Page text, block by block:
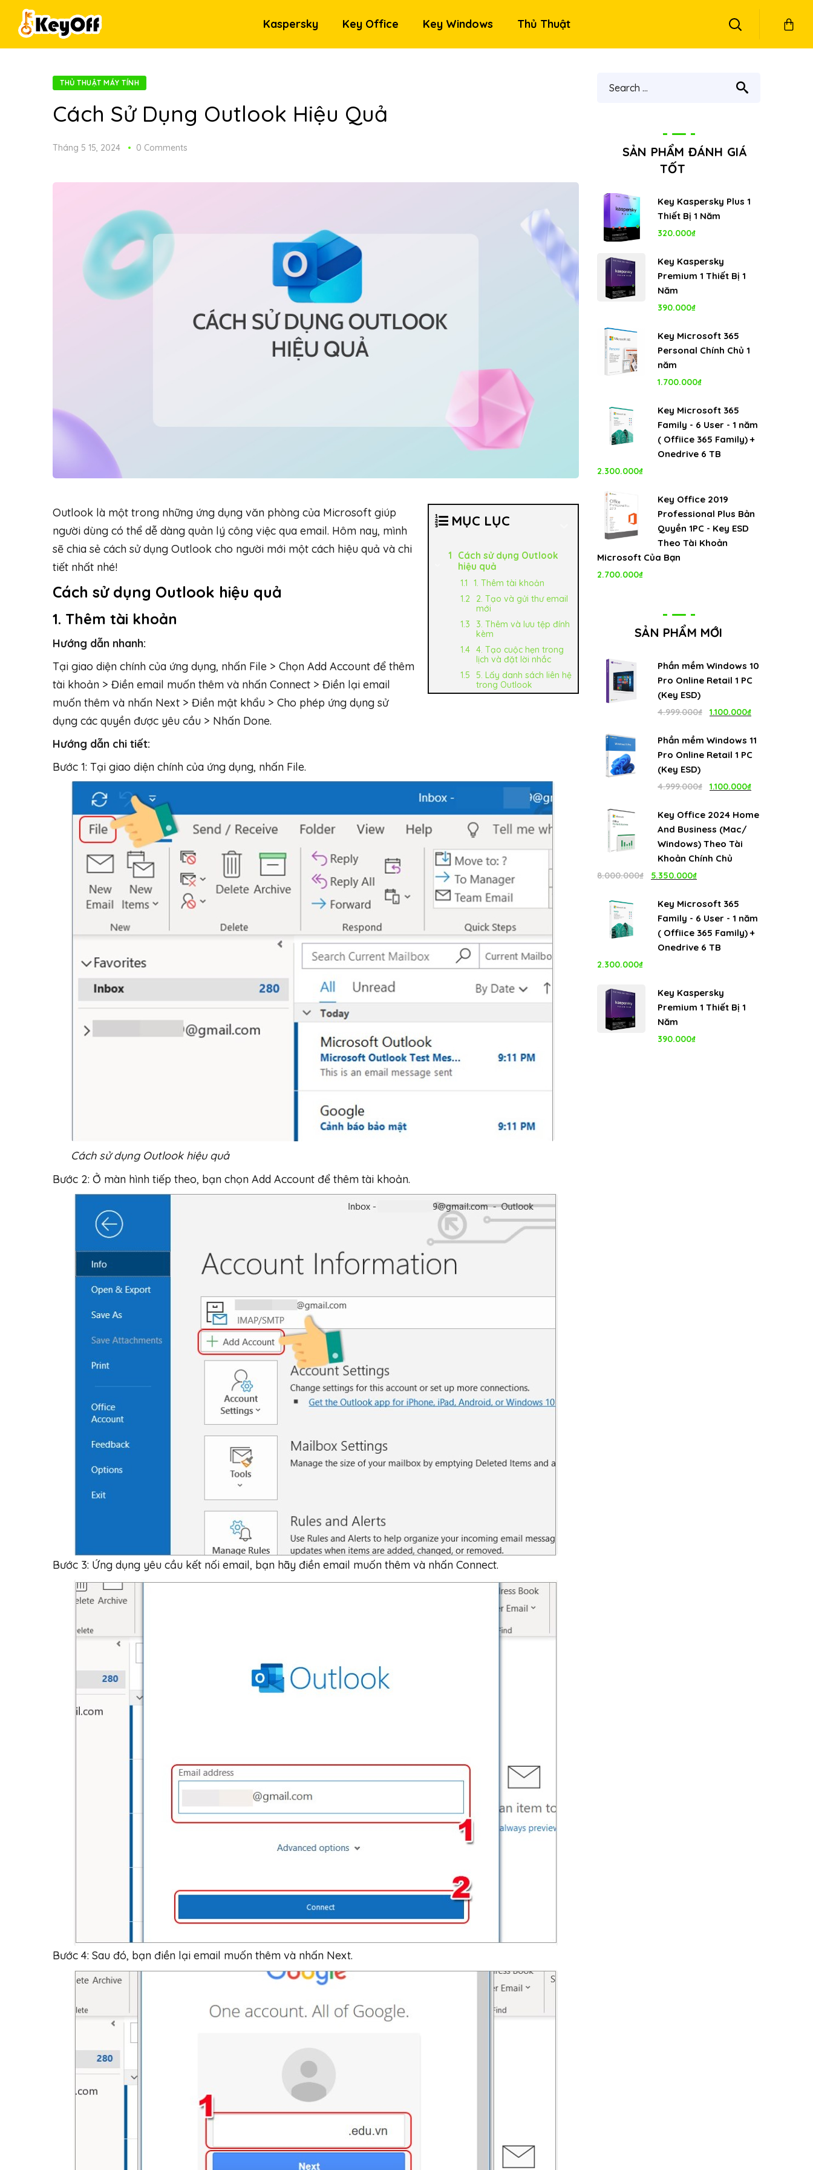
Kaspersky Key Office Key Windows Thủ Thuật
THỦ THUẬT MÁY TÍNH
Cách Sử Dụng Outlook Hiệu Quả
Tháng 5 15, 2024 0 Comments
MỤC LỤC
Cách sử dụng Outlook
hiệu quả
1. Thêm tài khoản
2. Tạo và gửi thư email
mới
3. Thêm và lưu tệp đính
kèm
4. Tạo cuộc hẹn trong
lịch và đặt lời nhắc
5. Lấy danh sách liên hệ
trong Outlook
Outlook là một trong những ứng dụng văn phòng của Microsoft giúp
người dùng có thể dễ dàng quản lý công việc qua email. Hôm nay, mình
sẽ chia sẻ cách sử dụng Outlook cho người mới một cách hiệu quả và chi
tiết nhất nhé!
Cách sử dụng Outlook hiệu quả
1. Thêm tài khoản
Hướng dẫn nhanh:
Tại giao diện chính của ứng dụng, nhấn File > Chọn Add Account để thêm
tài khoản > Điền email muốn thêm và nhấn Connect > Điền lại email
muốn thêm và nhấn Next > Điền mật khẩu > Cho phép ứng dụng sử
dụng các quyền được yêu cầu > Nhấn Done.
Hướng dẫn chi tiết:
Bước 1: Tại giao diện chính của ứng dụng, nhấn File.
Cách sử dụng Outlook hiệu quả
Bước 2: Ở màn hình tiếp theo, bạn chọn Add Account để thêm tài khoản.
Bước 3: Ứng dụng yêu cầu kết nối email, bạn hãy điền email muốn thêm và nhấn Connect.
Bước 4: Sau đó, bạn điền lại email muốn thêm và nhấn Next.
SẢN PHẨM ĐÁNH GIÁ
TỐT
Key Kaspersky Plus 1
Thiết Bị 1 Năm
320.000₫
Key Kaspersky
Premium 1 Thiết Bị 1
Năm
390.000₫
Key Microsoft 365
Personal Chính Chủ 1
năm
1.700.000₫
Key Microsoft 365
Family - 6 User - 1 năm
( Offiice 365 Family) +
Onedrive 6 TB
2.300.000₫
Key Office 2019
Professional Plus Bản
Quyền 1PC - Key ESD
Theo Tài Khoản
Microsoft Của Bạn
2.700.000₫
SẢN PHẨM MỚI
Phần mềm Windows 10
Pro Online Retail 1 PC
(Key ESD)
4.999.000₫
Giá
là:
1.100.000₫
tại
Phần mềm Windows 11
Pro Online Retail 1 PC
(Key ESD)
4.999.000₫
Giá
là:
4.999.000₫.
1.100.000₫
tại
Key Office 2024 Home
And Business (Mac/
Windows) Theo Tài
Khoản Chính Chủ
8.000.000₫
Giá
là:
8.000.000₫.
5.350.000₫
tại
là:
5.350.000₫.
Key Microsoft 365
Family - 6 User - 1 năm
( Offiice 365 Family) +
Onedrive 6 TB
2.300.000₫
Key Kaspersky
Premium 1 Thiết Bị 1
Năm
390.000₫